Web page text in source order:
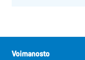
Voimanosto